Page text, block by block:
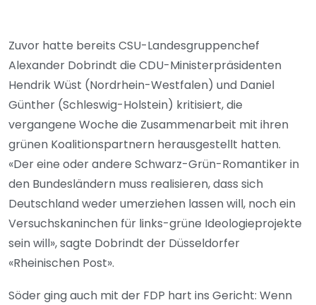
Zuvor hatte bereits CSU-Landesgruppenchef
Alexander Dobrindt die CDU-Ministerpräsidenten
Hendrik Wüst (Nordrhein-Westfalen) und Daniel
Günther (Schleswig-Holstein) kritisiert, die
vergangene Woche die Zusammenarbeit mit ihren
grünen Koalitionspartnern herausgestellt hatten.
«Der eine oder andere Schwarz-Grün-Romantiker in
den Bundesländern muss realisieren, dass sich
Deutschland weder umerziehen lassen will, noch ein
Versuchskaninchen für links-grüne Ideologieprojekte
sein will», sagte Dobrindt der Düsseldorfer
«Rheinischen Post».
Söder ging auch mit der FDP hart ins Gericht: Wenn